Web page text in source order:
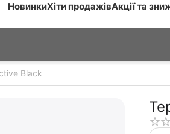
НовинкиХіти продажівАкції та
Black